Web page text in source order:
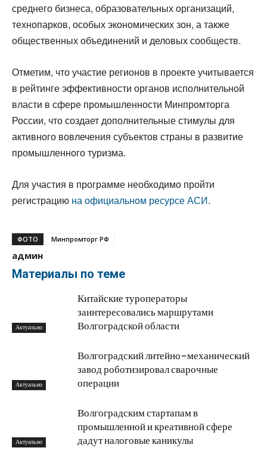
среднего бизнеса, образовательных организаций,
технопарков, особых экономических зон, а также
общественных объединений и деловых сообществ.
Отметим, что участие регионов в проекте учитывается
в рейтинге эффективности органов исполнительной
власти в сфере промышленности Минпромторга
России, что создает дополнительные стимулы для
активного вовлечения субъектов страны в развитие
промышленного туризма.
Для участия в программе необходимо пройти
регистрацию на официальном ресурсе АСИ.
ФОТО Минпромторг РФ
админ
Материалы по теме
Актуально
Китайские туроператоры
заинтересовались маршрутами
Волгоградской области
Актуально
Волгоградский литейно-механический
завод роботизировал сварочные
операции
Актуально
Волгоградским стартапам в
промышленной и креативной сфере
дадут налоговые каникулы